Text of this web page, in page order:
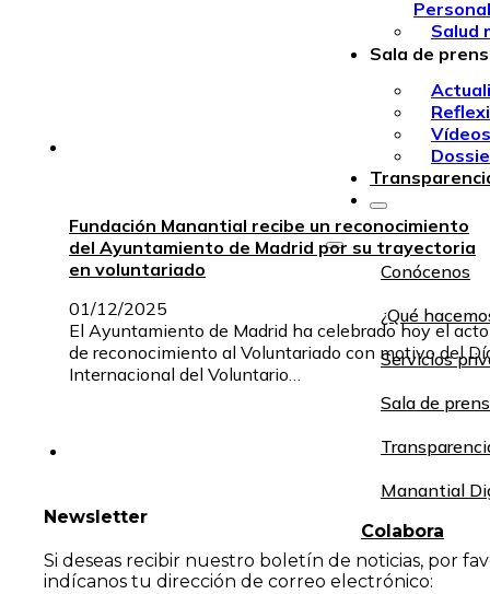
Personal
Salud
Sala de
Vídeos
Conócenos
¿Qué
Servicios
Sala de
Manantial
Colabora
Fundación Manantial recibe un reconocimiento
del Ayuntamiento de Madrid por su trayectoria
en voluntariado
01/12/2025
El Ayuntamiento de Madrid ha celebrado hoy el acto
de reconocimiento al Voluntariado con motivo del
Internacional del Voluntario…
Newsletter
Si deseas recibir nuestro boletín de noticias, por
indícanos tu dirección de correo electrónico: